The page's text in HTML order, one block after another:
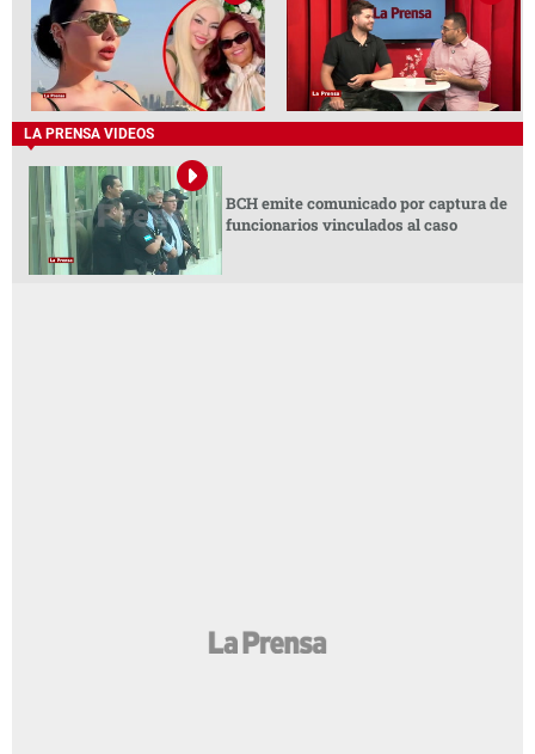
LA PRENSA VIDEOS
BCH emite comunicado por captura de
funcionarios vinculados al caso